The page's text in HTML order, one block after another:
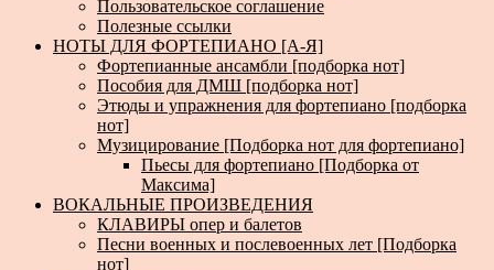
Пользовательское соглашение
Полезные ссылки
НОТЫ ДЛЯ ФОРТЕПИАНО [А-Я]
Фортепианные ансамбли [подборка нот]
Пособия для ДМШ [подборка нот]
Этюды и упражнения для фортепиано [подборка
нот]
Музицирование [Подборка нот для фортепиано]
Пьесы для фортепиано [Подборка от
Максима]
ВОКАЛЬНЫЕ ПРОИЗВЕДЕНИЯ
КЛАВИРЫ опер и балетов
Песни военных и послевоенных лет [Подборка
нот]